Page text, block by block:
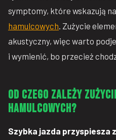
symptomy, które wskazują na
hamulcowych . Zużycie
akustyczny, więc warto
i wymienić, bo przecież
Od czego zależy
hamulcowych?
Szybka jazda przyspiesza